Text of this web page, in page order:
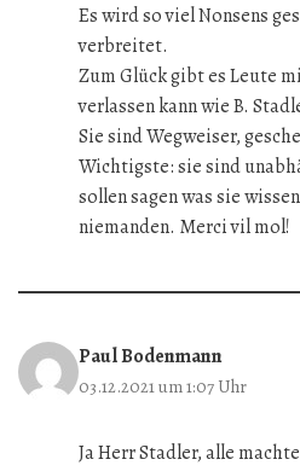
Es wird so viel Nonsens
verbreitet.
Zum Glück gibt es Leute
verlassen kann wie B.
Sie sind Wegweiser,
Wichtigste: sie sind
sollen sagen was sie
niemanden. Merci vil mol!
Paul Bodenmann
03.12.2021 um 1:07 Uhr
Ja Herr Stadler, alle